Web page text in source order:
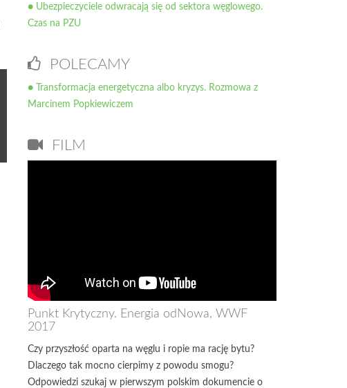
● Ubezpieczyciele odwracają się od sektora węglowego.
Czas na PZU
POLECAMY
● Transformacja energetyczna albo kryzys. Rozmowa z
Marcinem Popkiewiczem
FILM
Punkt Krytyczny. Energia odNowa, WWF
2017
Czy przyszłość oparta na węglu i ropie ma rację bytu?
Dlaczego tak mocno cierpimy z powodu smogu?
Odpowiedzi szukaj w pierwszym polskim dokumencie o